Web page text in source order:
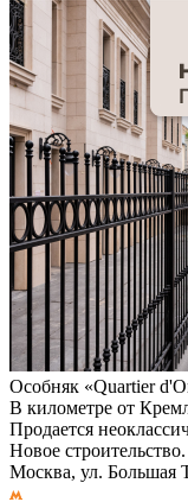
Особняк «Quartier
В километре от
Продается
Новое
Москва, ул. Большая